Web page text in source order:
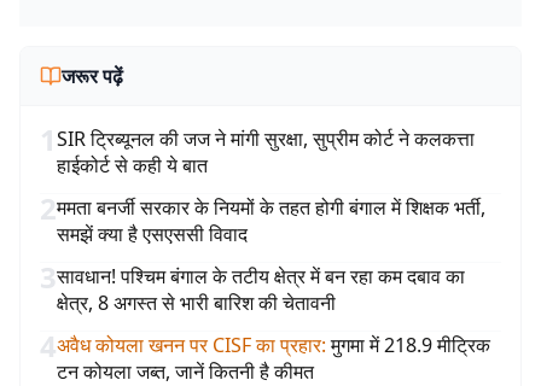
जरूर पढ़ें
1SIR ट्रिब्यूनल की जज ने मांगी सुरक्षा, सुप्रीम कोर्ट ने कलकत्ता
हाईकोर्ट से कही ये बात
2ममता बनर्जी सरकार के नियमों के तहत होगी बंगाल में शिक्षक भर्ती,
समझें क्या है एसएससी विवाद
3सावधान! पश्चिम बंगाल के तटीय क्षेत्र में बन रहा कम दबाव का
क्षेत्र, 8 अगस्त से भारी बारिश की चेतावनी
4अवैध कोयला खनन पर CISF का प्रहार: मुगमा में 218.9 मीट्रिक
टन कोयला जब्त, जानें कितनी है कीमत